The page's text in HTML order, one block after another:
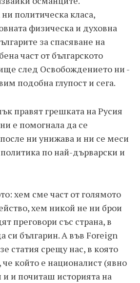
политическа класа,
физическа и духовна
за спасяване на
част от българското
след Освобождението ни -
подобна глупост и сега.
правят грешката на Русия
е помогнала да се
ни унижава и ни се меси
по най-дърварски и
хем сме част от голямото
хем никой не ни брои
преговори със страна, в
си българин. А във Foreign
статия срещу нас, в която
който е националист (явно
и почиташ историята на